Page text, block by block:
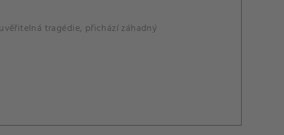
tragédie, přichází záhadný